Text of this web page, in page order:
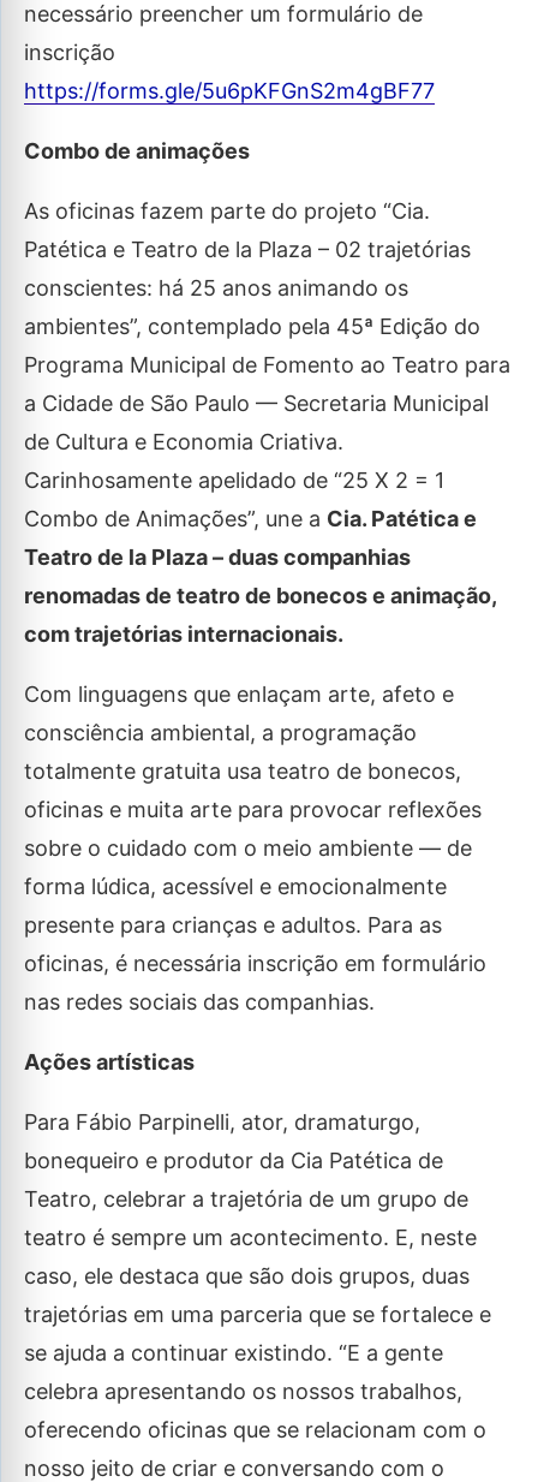
necessário preencher um formulário de
inscrição
https://forms.gle/5u6pKFGnS2m4gBF77
Combo de animações
As oficinas fazem parte do projeto “Cia.
Patética e Teatro de la Plaza – 02 trajetórias
conscientes: há 25 anos animando os
ambientes”, contemplado pela 45ª Edição do
Programa Municipal de Fomento ao Teatro para
a Cidade de São Paulo — Secretaria Municipal
de Cultura e Economia Criativa.
Carinhosamente apelidado de “25 X 2 = 1
Combo de Animações”, une a Cia. Patética e
Teatro de la Plaza –duas companhias
renomadas de teatro de bonecos e animação,
com trajetórias internacionais.
Com linguagens que enlaçam arte, afeto e
consciência ambiental, a programação
totalmente gratuita usa teatro de bonecos,
oficinas e muita arte para provocar reflexões
sobre o cuidado com o meio ambiente — de
forma lúdica, acessível e emocionalmente
presente para crianças e adultos. Para as
oficinas, é necessária inscrição em formulário
nas redes sociais das companhias.
Ações artísticas
Para Fábio Parpinelli, ator, dramaturgo,
bonequeiro e produtor da Cia Patética de
Teatro, celebrar a trajetória de um grupo de
teatro é sempre um acontecimento. E, neste
caso, ele destaca que são dois grupos, duas
trajetórias em uma parceria que se fortalece e
se ajuda a continuar existindo. “E a gente
celebra apresentando os nossos trabalhos,
oferecendo oficinas que se relacionam com o
nosso jeito de criar e conversando com o